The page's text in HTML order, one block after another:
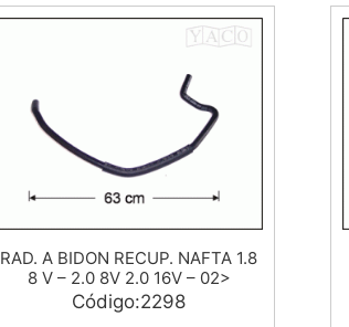
RAD. A BIDON RECUP. NAFTA 1.8
8 V – 2.0 8V 2.0 16V – 02>
Código:2298